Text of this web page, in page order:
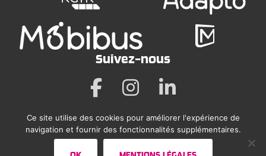
Suivez-nous
Mentions légales
Ce site utilise des cookies pour améliorer l'expérience de
navigation et fournir des fonctionnalités supplémentaires.